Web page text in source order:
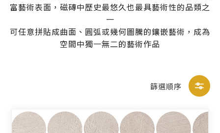
富藝術表面，磁磚中歷史最悠久也最具藝術性的品類之
一
可任意拼貼成曲面、圓弧或幾何圖騰的鑲嵌藝術，成為
空間中獨一無二的藝術作品
篩選順序